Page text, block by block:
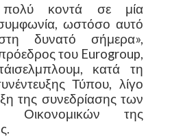
πολύ κοντά σε μία
ωστόσο αυτό
δυνατό σήμερα»,
του Eurogroup,
κατά τη
Τύπου, λίγο
της συνεδρίασης των
Οικονομικών της